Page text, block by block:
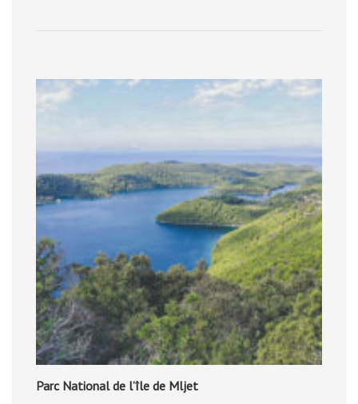
Parc National de l’île de Mljet